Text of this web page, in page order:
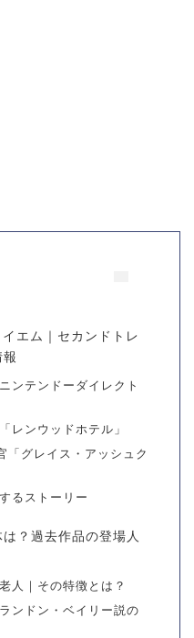
エム｜セカンドトレ
ンテンドーダイレクト
レンウッドホテル」
「グレイス・アッシュク
るストーリー
？過去作品の登場人
人｜その特徴とは？
ンドン・ベイリー説の